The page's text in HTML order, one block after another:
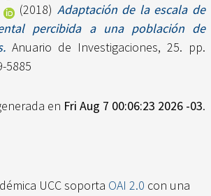
(2018) Adaptación de la escala de
percibida a una población de
Anuario de Investigaciones, 25. pp.
5885
en Fri Aug 7 00:06:23 2026 -03.
UCC soporta OAI 2.0 con una